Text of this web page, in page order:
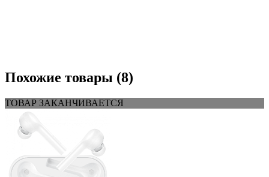
Похожие товары (8)
ТОВАР ЗАКАНЧИВАЕТСЯ